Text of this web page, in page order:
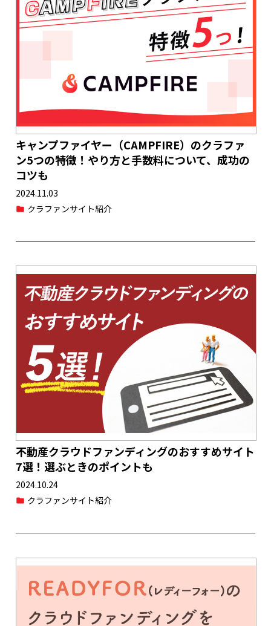
キャンプファイヤー（CAMPFIRE）のクラファ
ン5つの特徴！やり方と手数料について、成功の
コツも
2024.11.03
クラファンサイト紹介
不動産クラウドファンディングのおすすめサイト
7選！選ぶときのポイントも
2024.10.24
クラファンサイト紹介